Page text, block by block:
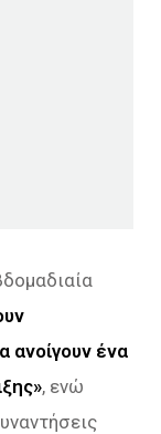
ανοίγουν ένα
, ενώ